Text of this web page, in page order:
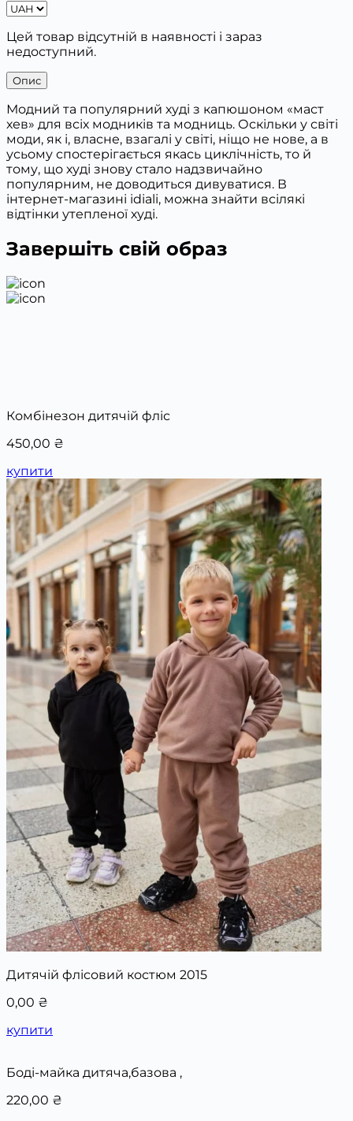
Цей товар відсутній в наявності і зараз
недоступний.
Опис
Модний та популярний худі з капюшоном «маст
хев» для всіх модників та модниць. Оскільки у світі
моди, як і, власне, взагалі у світі, ніщо не нове, а в
усьому спостерігається якась циклічність, то й
тому, що худі знову стало надзвичайно
популярним, не доводиться дивуватися. В
інтернет-магазині idiali, можна знайти всілякі
відтінки утепленої худі.
Завершіть свій образ
Комбінезон дитячій фліс
450,00 ₴
купити
Дитячій флісовий костюм 2015
0,00 ₴
купити
Боді-майка дитяча,базова ,
220,00 ₴